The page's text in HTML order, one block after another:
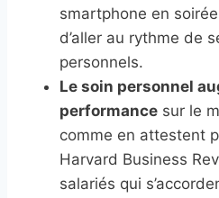
smartphone en
d’aller au rythme de
personnels.
Le soin personnel
performance sur le
comme en attestent
Harvard Business
salariés qui